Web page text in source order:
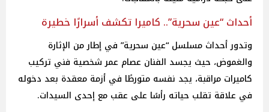
أحداث “عين سحرية”.. كاميرا تكشف أسرارًا خطيرة
وتدور أحداث مسلسل “عين سحرية” في إطار من الإثارة
والغموض، حيث يجسد الفنان عصام عمر شخصية فني تركيب
كاميرات مراقبة، يجد نفسه متورطًا في أزمة معقدة بعد دخوله
في علاقة تقلب حياته رأسًا على عقب مع إحدى السيدات.